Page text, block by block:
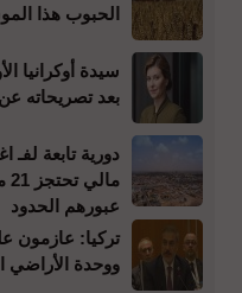
الحبوب هذا
سيدة أوكرانيا
بعد تصريحاته
دورية تابعة لفـ
عبورهم الحدود
تركيا: عازمون
ووحدة الأراضي